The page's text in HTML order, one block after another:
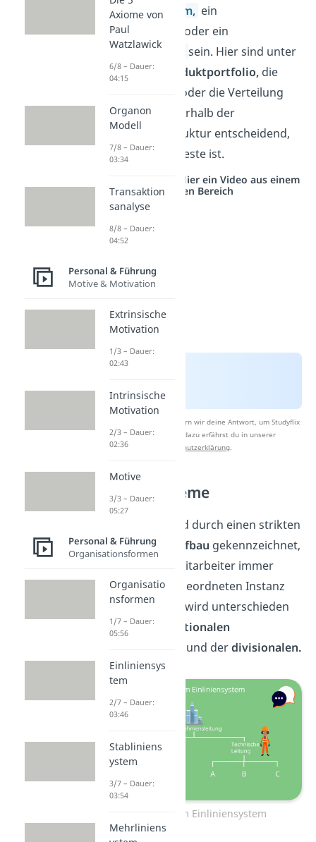
Einliniensystem, ein
Stabliniensystem
oder ein
Mehrliniensystem
sein. Hier sind unter
anderem, das
Produktportfolio,die
der Firma, oder die Verteilung
der Aufgaben innerhalb der
Unternehmensstruktur entscheidend,
welche Form die Beste ist.
Studyflix vernetzt: Hier ein Video aus einem
anderen Bereich
Nach Beantwortung speichern wir deine Antwort, um Studyflix
zu verbessern. Mehr dazu erfährst du in unserer
Datenschutzerklärung.
Einliniensysteme
Diese Systeme sind durch einen strikten
hierarchischen Aufbau gekennzeichnet,
bei welchem ein Mitarbeiter immer
genau einerübergeordneten Instanz
zugeordnet ist. Es wird unterschieden
zwischen der
funktionalen
Organisationform und derdivisionalen.
Organigramm Einliniensystem
Axiome von
Paul
Watzlawick
6/8 – Dauer:
04:15
Organon
Modell
7/8 – Dauer:
03:34
Transaktion
sanalyse
8/8 – Dauer:
04:52
Personal & Führung
Motive & Motivation
Extrinsische
Motivation
1/3 – Dauer:
02:43
Intrinsische
Motivation
2/3 – Dauer:
02:36
Motive
3/3 – Dauer:
05:27
Personal & Führung
Organisationsformen
Organisatio
nsformen
1/7 – Dauer:
05:56
Einliniensys
tem
2/7 – Dauer:
03:46
Stabliniens
ystem
3/7 – Dauer:
03:54
Mehrliniens